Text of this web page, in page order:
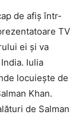
de afiș într-
TV
ei și va
Iulia
locuiește de
Khan.
de Salman